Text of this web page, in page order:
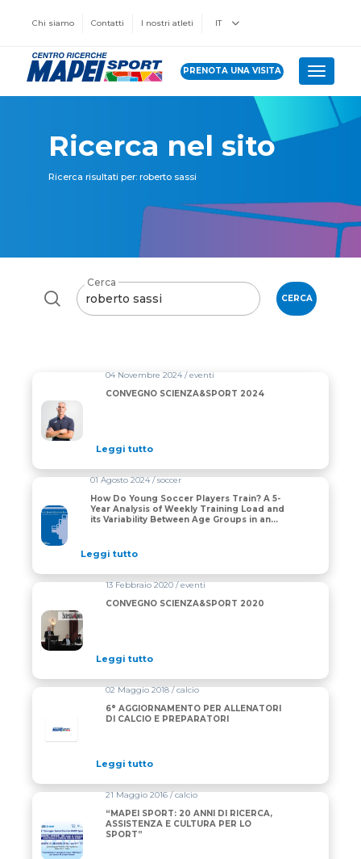
Chi siamo Contatti I nostri atleti IT
PRENOTA UNA VISITA Toggle
Ricerca nel sito
Ricerca risultati per: roberto sassi
Cerca
CERCA
04 Novembre 2024 / eventi
CONVEGNO SCIENZA&SPORT 2024
Leggi tutto
01 Agosto 2024 / soccer
How Do Young Soccer Players Train? A 5-
Year Analysis of Weekly Training Load and
its Variability Between Age Groups in an
Leggi tutto
13 Febbraio 2020 / eventi
CONVEGNO SCIENZA&SPORT 2020
Leggi tutto
02 Maggio 2018 / calcio
6° AGGIORNAMENTO PER ALLENATORI
DI CALCIO E PREPARATORI
Leggi tutto
21 Maggio 2016 / calcio
“MAPEI SPORT: 20 ANNI DI RICERCA,
ASSISTENZA E CULTURA PER LO
SPORT”